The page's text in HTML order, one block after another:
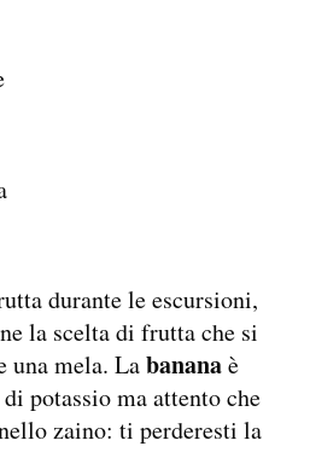
durante le escursioni,
la scelta di frutta che si
una mela. Labananaè
potassio ma attento che
zaino: ti perderesti la